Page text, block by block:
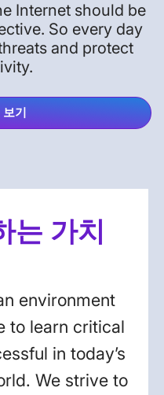
Internet should be
So every day
and protect
기
는 가치
environment
to learn critical
in today’s
We strive to